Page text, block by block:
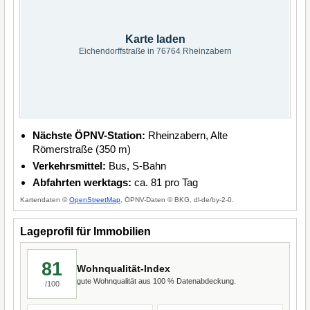
Karte laden
Eichendorffstraße in 76764 Rheinzabern
Nächste ÖPNV-Station: Rheinzabern, Alte
Römerstraße (350 m)
Verkehrsmittel: Bus, S-Bahn
Abfahrten werktags: ca. 81 pro Tag
Kartendaten ©OpenStreetMap , ÖPNV-Daten © BKG, dl-de/by-2-0.
Lageprofil für Immobilien
81
/100
Wohnqualität-Index
gute Wohnqualität aus 100 % Datenabdeckung.